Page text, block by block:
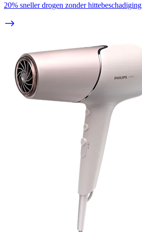
20% sneller drogen zonder hittebeschadiging